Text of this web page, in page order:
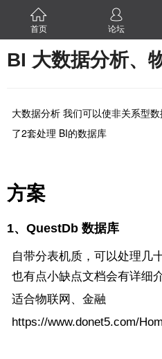
首页 论坛
BI 大数据分析、
大数据分析 我们可以使非关系型
了2套处理 BI的数据库
方案
1、QuestDb 数据库
自带分表机质，可以处理几
也有点小缺点文档会有详细
适合物联网、金融
https://www.donet5.com/